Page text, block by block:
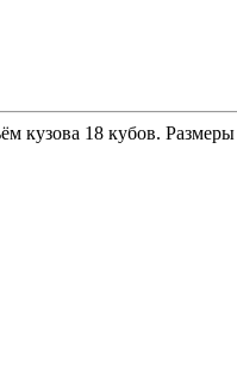
кузова 18 кубов.